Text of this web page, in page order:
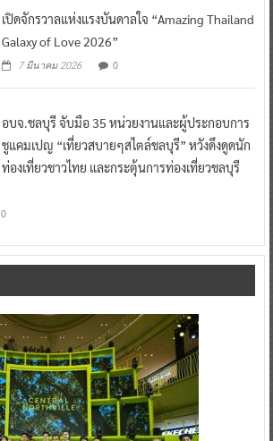
เปิดจักรวาลแห่งแรงบันดาลใจ “Amazing Thailand
Galaxy of Love 2026”
7 มีนาคม 2026 0
อบจ.ชลบุรี จับมือ 35 หน่วยงานและผู้ประกอบการ
ชูแคมเปญ “เที่ยวสบายๆสไตล์ชลบุรี” หวังดึงดูดนัก
ท่องเที่ยวชาวไทย และกระตุ้นการท่องเที่ยวชลบุรี
0